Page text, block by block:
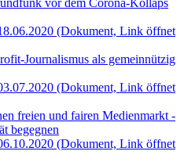
vor dem Corona-Kollaps
(Dokument, Link öffnet
Journalismus als gemeinnützig
(Dokument, Link öffnet
freien und fairen Medienmarkt -
begegnen
(Dokument, Link öffnet